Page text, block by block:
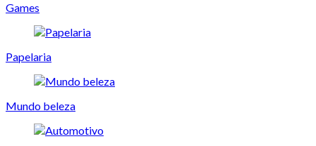
Games
Papelaria
Mundo beleza